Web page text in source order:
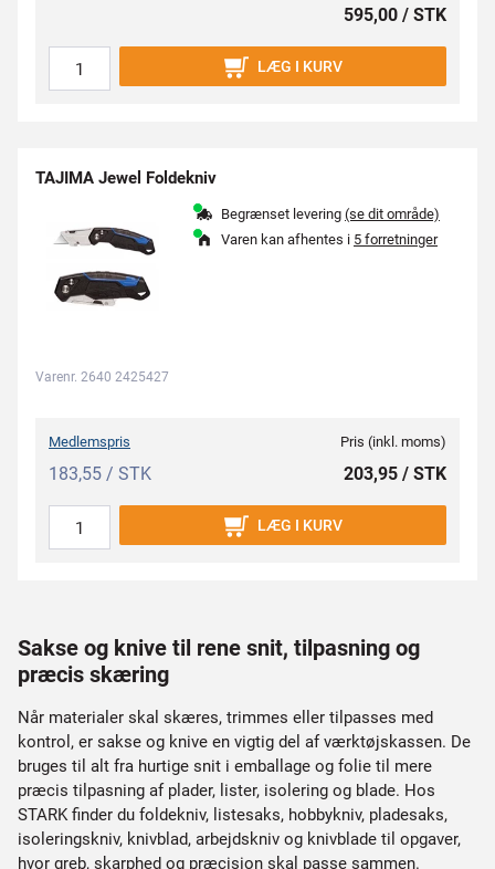
595,00 / STK
LÆG I KURV
TAJIMA Jewel Foldekniv
Begrænset levering (se dit område)
Varen kan afhentes i 5 forretninger
Varenr. 2640 2425427
Medlemspris
183,55 / STK
Pris (inkl. moms)
203,95 / STK
LÆG I KURV
Sakse og knive til rene snit, tilpasning og
præcis skæring
Når materialer skal skæres, trimmes eller tilpasses med
kontrol, er sakse og knive en vigtig del af værktøjskassen. De
bruges til alt fra hurtige snit i emballage og folie til mere
præcis tilpasning af plader, lister, isolering og blade. Hos
STARK finder du foldekniv, listesaks, hobbykniv, pladesaks,
isoleringskniv, knivblad, arbejdskniv og knivblade til opgaver,
hvor greb, skarphed og præcision skal passe sammen.